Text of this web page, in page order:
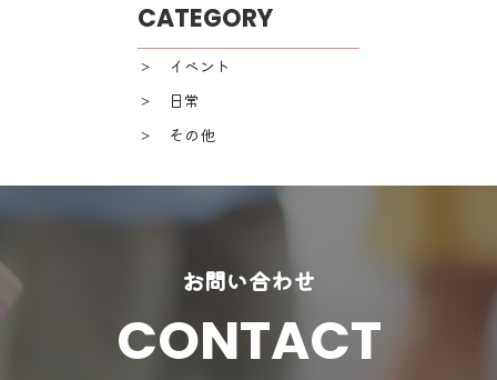
CATEGORY
＞ イベント
＞ 日常
＞ その他
お問い合わせ
CONTACT